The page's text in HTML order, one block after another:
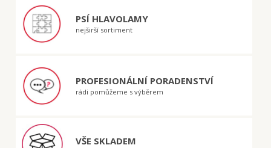
PSÍ HLAVOLAMY
nejširší sortiment
PROFESIONÁLNÍ PORADENSTVÍ
rádi pomůžeme s výběrem
VŠE SKLADEM